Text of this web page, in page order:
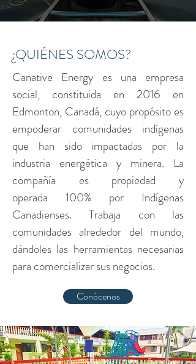
¿QUIÉNES SOMOS?
​Canative Energy es una empresa
social, constituida en 2016 en
Edmonton, Canadá, cuyo propósito es
empoderar comunidades indígenas
que han sido impactadas por la
industria energética y minera. La
compañía es propiedad y
operada 100% por Indígenas
Canadienses. Trabaja con las
comunidades alrededor del mundo,
dándoles las herramientas necesarias
para comercializar sus negocios.
Conócenos